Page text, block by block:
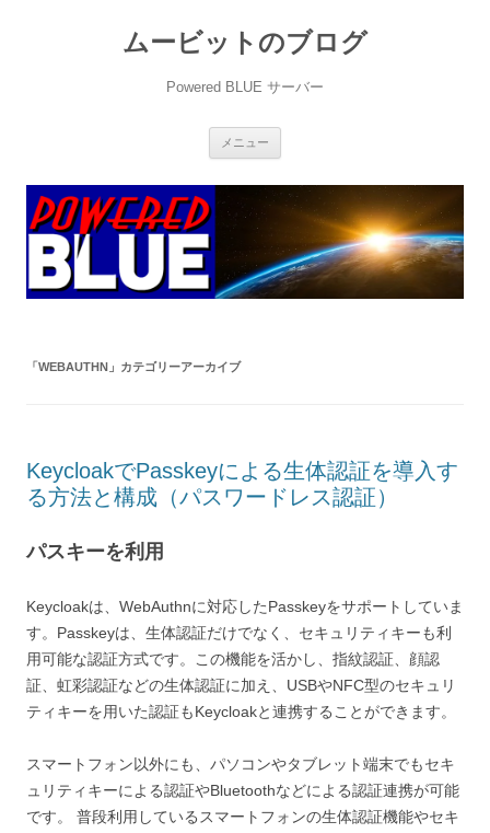
ムービットのブログ
Powered BLUE サーバー
メニュー
ツ
ッ
プ
「WEBAUTHN 」カテゴリーアーカイブ
KeycloakでPasskeyによる生体認証を導入す
る方法と構成（パスワードレス認証）
パスキーを利用
Keycloakは、WebAuthnに対応したPasskeyをサポートしていま
す。Passkeyは、生体認証だけでなく、セキュリティキーも利
用可能な認証方式です。この機能を活かし、指紋認証、顔認
証、虹彩認証などの生体認証に加え、USBやNFC型のセキュリ
ティキーを用いた認証もKeycloakと連携することができます。
スマートフォン以外にも、パソコンやタブレット端末でもセキ
ュリティキーによる認証やBluetoothなどによる認証連携が可能
です。 普段利用しているスマートフォンの生体認証機能やセキ